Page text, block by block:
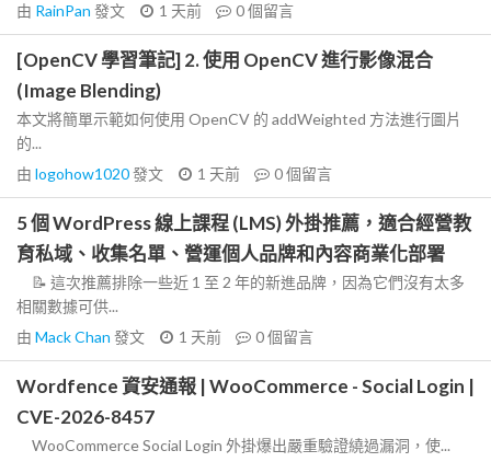
由 RainPan 發文 1 天前 0個留言
[OpenCV 學習筆記] 2. 使用 OpenCV 進行影像混合
(Image Blending)
本文將簡單示範如何使用 OpenCV 的 addWeighted 方法進行圖片
的...
由 logohow1020發文 1 天前 0個留言
5 個 WordPress 線上課程 (LMS) 外掛推薦，適合經營教
育私域、收集名單、營運個人品牌和內容商業化部署
📝 這次推薦排除一些近 1 至 2 年的新進品牌，因為它們沒有太多
相關數據可供...
由 Mack Chan 發文 1 天前 0個留言
Wordfence 資安通報 | WooCommerce - Social Login |
CVE-2026-8457
WooCommerce Social Login 外掛爆出嚴重驗證繞過漏洞，使...